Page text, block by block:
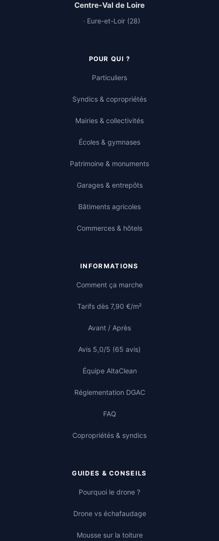
Centre-Val de Loire
· Eure-et-Loir (28)
POUR QUI ?
Particuliers
Syndics & copropriétés
Mairies & collectivités
Écoles & gymnases
Patrimoine & monuments
Garages & entrepôts
Bâtiments agricoles
Commerces & hôtels
INFORMATIONS
Comment ça marche
Tarifs dès 7,90 €/m²
Avant / Après
Avis 5,0/5 (65 avis)
Équipe AltaClean
Réglementation DGAC
FAQ
Copropriétés & syndics
GUIDES & CONSEILS
Pourquoi le drone ?
Drone vs échafaudage
Mousse sur la toiture